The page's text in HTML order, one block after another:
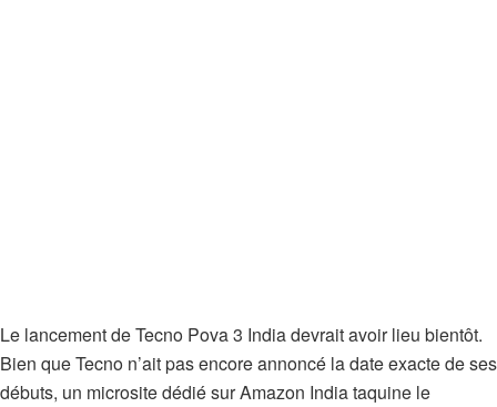
Le lancement de Tecno Pova 3 India devrait avoir lieu bientôt.
Bien que Tecno n’ait pas encore annoncé la date exacte de ses
débuts, un microsite dédié sur Amazon India taquine le